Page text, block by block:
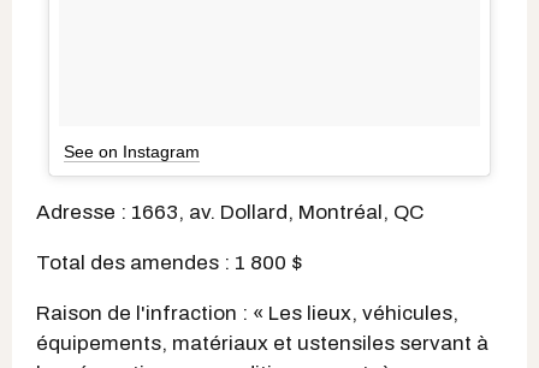
See on Instagram
Adresse : 1663, av. Dollard, Montréal, QC
Total des amendes : 1 800 $
Raison de l'infraction : « Les lieux, véhicules,
équipements, matériaux et ustensiles servant à